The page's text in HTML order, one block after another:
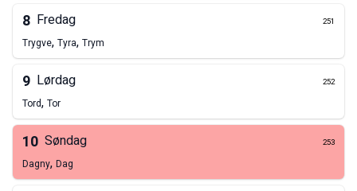
8 Fredag 251
Trygve, Tyra, Trym
9 Lørdag 252
Tord, Tor
10 Søndag 253
Dagny, Dag